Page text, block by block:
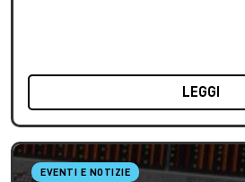
LEGGI
EVENTI E NOTIZIE